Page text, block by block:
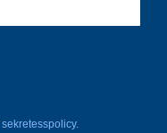
sekretesspolicy.